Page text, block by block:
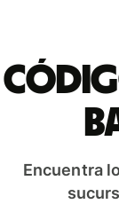
Encuentra